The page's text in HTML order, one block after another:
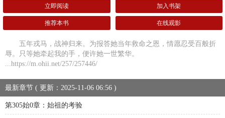
立即阅读 加入书架
推荐本书 在线观影
五年戎马，战神归来。为报答她当年救命之恩，情愿忍受百般折
辱。只等她牵起我的手，便许她一世繁华。
...https://m.ohii.net/257/257446/
最新章节 ( 更新：2025-11-06 06:56 )
第305始0章：始祖的考验